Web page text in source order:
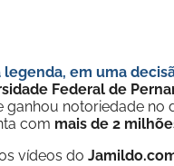
em uma
Federal de
notoriedade no
com mais de 2
vídeos do